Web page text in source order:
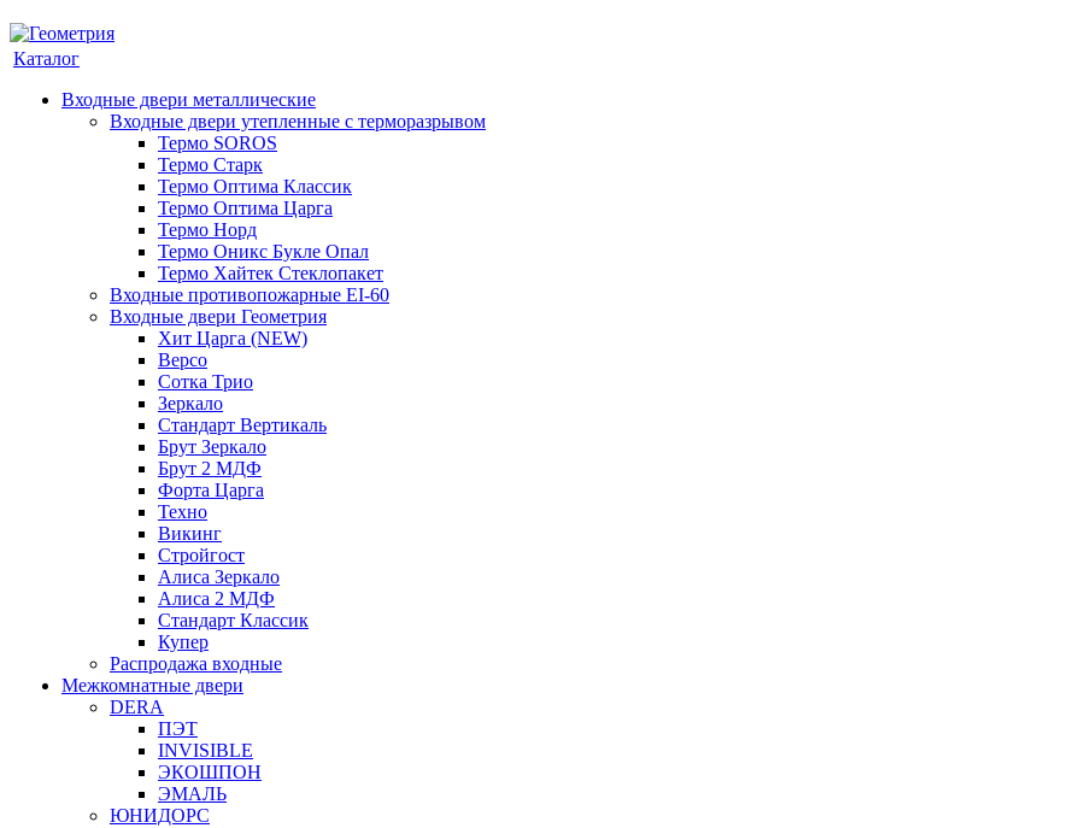
Каталог
Входные двери металлические
Входные двери утепленные с терморазрывом
Термо SOROS
Термо Старк
Термо Оптима Классик
Термо Оптима Царга
Термо Норд
Термо Оникс Букле Опал
Термо Хайтек Стеклопакет
Входные противопожарные EI-60
Входные двери Геометрия
Хит Царга (NEW)
Версо
Сотка Трио
Зеркало
Стандарт Вертикаль
Брут Зеркало
Брут 2 МДФ
Форта Царга
Техно
Викинг
Стройгост
Алиса Зеркало
Алиса 2 МДФ
Стандарт Классик
Купер
Распродажа входные
Межкомнатные двери
DERA
ПЭТ
INVISIBLE
ЭКОШПОН
ЭМАЛЬ
ЮНИДОРС